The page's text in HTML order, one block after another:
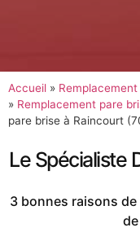
Accueil »
» Remplacement pare
pare brise à Raincourt
Le Spécialiste
3 bonnes raisons